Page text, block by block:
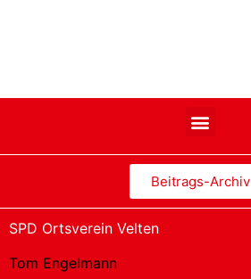
Beitrags-Archiv
SPD Ortsverein Velten
Tom Engelmann